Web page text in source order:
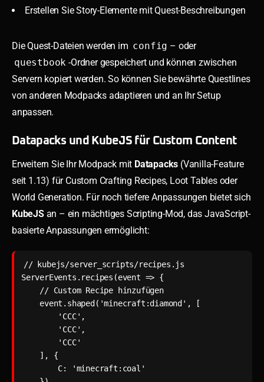
Erstellen Sie Story-Elemente mit Quest-Beschreibungen
Die Quest-Dateien werden im config – oder
questbook -Ordner gespeichert und können zwischen
Servern kopiert werden. So können Sie bewährte Questlines
von anderen Modpacks adaptieren und an Ihr Setup
anpassen.
Datapacks und KubeJS für Custom Content
Erweitern Sie Ihr Modpack mit Datapacks (Vanilla-Feature
seit 1.13) für Custom Crafting Recipes, Loot Tables oder
World Generation. Für noch tiefere Anpassungen bietet sich
KubeJSan – ein mächtiges Scripting-Mod, das JavaScript-
basierte Anpassungen ermöglicht:
// kubejs/server_scripts/recipes.js
ServerEvents.recipes(event => {